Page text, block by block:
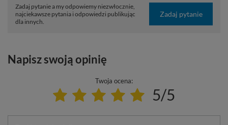
Zadaj pytanie a my odpowiemy niezwłocznie,
najciekawsze pytania i odpowiedzi publikując
dla innych.
Zadaj pytanie
Napisz swoją opinię
Twoja ocena:
5/5